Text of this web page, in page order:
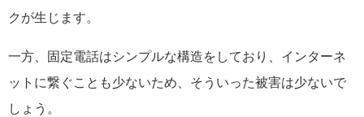
クが生じます。
一方、固定電話はシンプルな構造をしており、インターネ
ットに繋ぐことも少ないため、そういった被害は少ないで
しょう。